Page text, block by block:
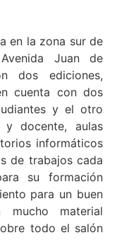
en la zona sur de
Juan de
dos ediciones,
cuenta con dos
y el otro
y docente, aulas
informáticos
de trabajos cada
su formación
para un buen
mucho material
todo el salón